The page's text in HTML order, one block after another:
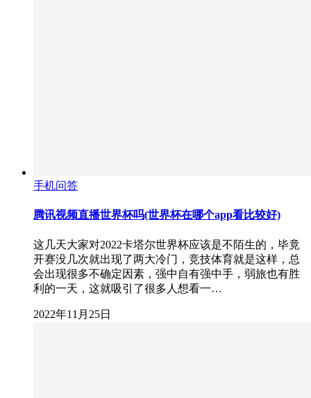
手机问答
腾讯视频直播世界杯吗(世界杯在哪个app看比较好)
这几天大家对2022卡塔尔世界杯应该是不陌生的，毕竟
开赛没几次就出现了两大冷门，竞技体育就是这样，总
会出现很多不确定因素，强中自有强中手，弱旅也有胜
利的一天，这就吸引了很多人想看一…
2022年11月25日